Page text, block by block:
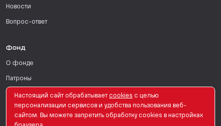
Новости
Вопрос-ответ
Фонд
О фонде
Патроны
Поддержать
Для СМИ
Настоящий сайт обрабатывает сookies с целью
персонализации сервисов и удобства пользования веб-
сайтом. Вы можете запретить обработку сookies в настройках